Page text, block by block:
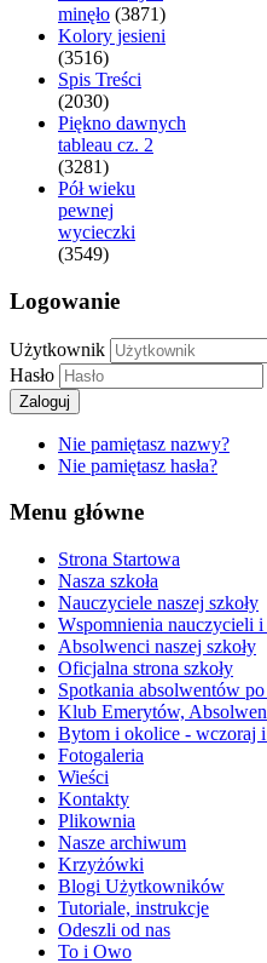
minęło (3871)
Kolory jesieni
(3516)
Spis Treści
(2030)
Piękno dawnych
tableau cz. 2
(3281)
Pół wieku
pewnej
wycieczki
(3549)
Logowanie
Użytkownik
Hasło
Zaloguj
Nie pamiętasz nazwy?
Nie pamiętasz hasła?
Menu główne
Strona Startowa
Nasza szkoła
Nauczyciele naszej szkoły
Wspomnienia nauczycieli
Absolwenci naszej szkoły
Oficjalna strona szkoły
Spotkania absolwentów po
Klub Emerytów,
Bytom i okolice - wczoraj
Fotogaleria
Wieści
Kontakty
Plikownia
Nasze archiwum
Krzyżówki
Blogi Użytkowników
Tutoriale, instrukcje
Odeszli od nas
To i Owo